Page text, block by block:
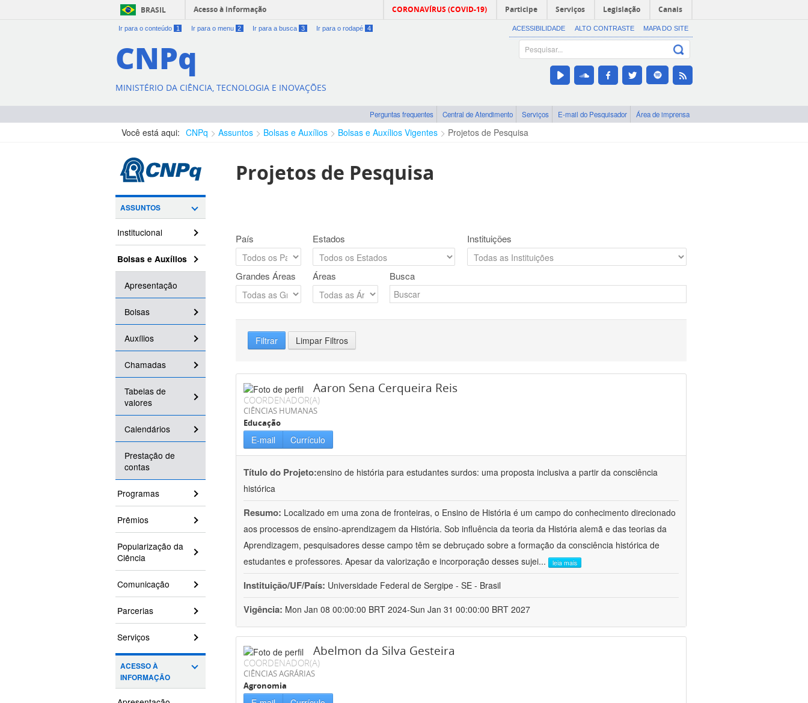
BRASIL Acesso à informação CORONAVÍRUS (COVID-19) Participe Serviços Legislação Canais
Ir para o conteúdo 1 Ir para o menu 2 Ir para a busca 3 Ir para o rodapé 4 ACESSIBILIDADE ALTO CONTRASTE MAPA DO SITE
CNPq
MINISTÉRIO DA CIÊNCIA, TECNOLOGIA E INOVAÇÕES
Perguntas frequentes Central de Atendimento Serviços E-mail do Pesquisador Área de imprensa
Você está aqui: CNPq Assuntos Bolsas e Auxílios Bolsas e Auxílios Vigentes Projetos de Pesquisa
ASSUNTOS
Institucional
Bolsas e Auxílios
Apresentação
Bolsas
Auxílios
Chamadas
Tabelas de
valores
Calendários
Prestação de
contas
Programas
Prêmios
Popularização da
Ciência
Comunicação
Parcerias
Serviços
ACESSO À
INFORMAÇÃO
Projetos de Pesquisa
País Estados Instituições
Grandes Áreas Áreas Busca
Filtrar Limpar Filtros
Aaron Sena Cerqueira Reis
COORDENADOR(A)
CIÊNCIAS HUMANAS
Educação
E-mail Currículo
Título do Projeto:ensino de história para estudantes surdos: uma proposta inclusiva a partir da consciência
histórica
Resumo: Localizado em uma zona de fronteiras, o Ensino de História é um campo do conhecimento direcionado
aos processos de ensino-aprendizagem da História. Sob influência da teoria da História alemã e das teorias da
Aprendizagem, pesquisadores desse campo têm se debruçado sobre a formação da consciência histórica de
estudantes e professores. Apesar da valorização e incorporação desses sujei... leia mais
Instituição/UF/País: Universidade Federal de Sergipe - SE - Brasil
Vigência: Mon Jan 08 00:00:00 BRT 2024-Sun Jan 31 00:00:00 BRT 2027
Abelmon da Silva Gesteira
COORDENADOR(A)
CIÊNCIAS AGRÁRIAS
Agronomia